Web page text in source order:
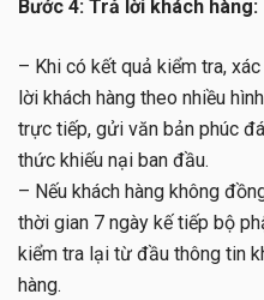
Bước 4: Trả lời khách hàng:
– Khi có kết quả kiểm tra,
lời khách hàng theo nhiều
trực tiếp, gửi văn bản phúc
thức khiếu nại ban đầu.
– Nếu khách hàng không
thời gian 7 ngày kế tiếp bộ
kiểm tra lại từ đầu thông tin
hàng.